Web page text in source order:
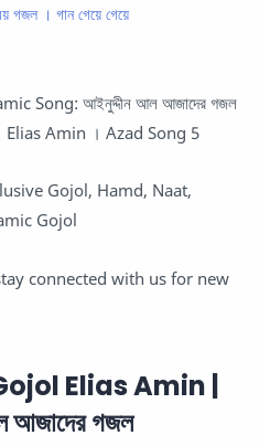
। গান গেয়ে গেয়ে
Song: আইনুদ্দীন আল আজাদের গজল
Elias Amin । Azad Song 5
Gojol, Hamd, Naat,
Gojol
connected with us for new
Elias Amin |
আজাদের গজল